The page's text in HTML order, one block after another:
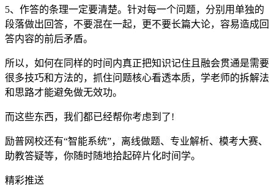
5、作答的条理一定要清楚。针对每一个问题，分别用单独的
段落做出回答，不要混在一起，更不要长篇大论，容易造成回
答内容的前后矛盾。
所以，如何在同样的时间内真正把知识记住且融会贯通是需要
很多技巧和方法的，抓住问题核心看透本质，学老师的拆解法
和思路才能避免做无效功。
而这些东西，我们都已经帮你考虑到了!
励普网校还有“智能系统”，离线做题、专业解析、模考大赛、
助教答疑等，你随时随地拾起碎片化时间学。
精彩推送